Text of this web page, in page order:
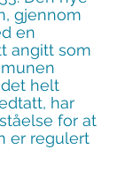
gjennom
en
angitt som
helt
har
for at
er regulert